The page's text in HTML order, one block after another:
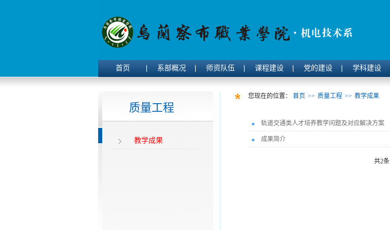
首页 系部概况 师资队伍 课程建设 党的建设 学科建设
质量工程
教学成果
您现在的位置： 首页 >> 质量工程 >> 教学成果
轨道交通类人才培养教学问题及对应解决方案
成果简介
共2条